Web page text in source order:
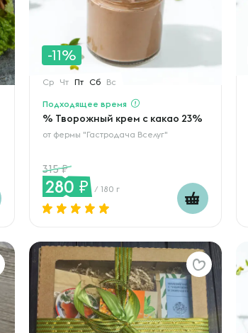
-11%
Ср Чт Пт Сб Вс
Подходящее время
% Творожный крем с какао 23%
от фермы "Гастродача Вселуг"
315
280 / 180 г